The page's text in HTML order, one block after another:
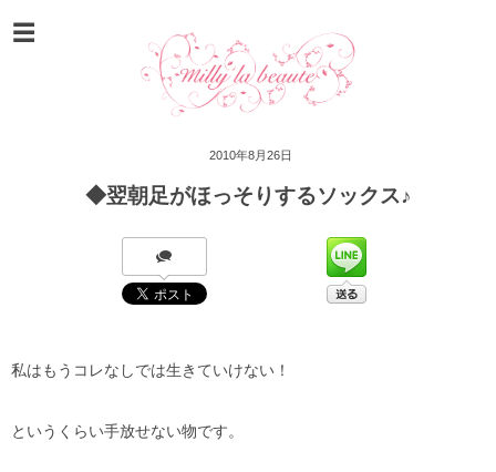
2010年8月26日
◆翌朝足がほっそりするソックス♪
私はもうコレなしでは生きていけない！
というくらい手放せない物です。